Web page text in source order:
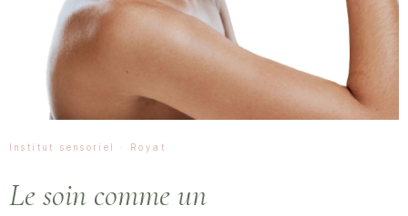
Institut sensoriel · Royat
Le soin comme un